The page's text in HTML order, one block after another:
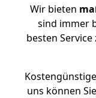
Wir bieten
sind immer
besten Service
uns können